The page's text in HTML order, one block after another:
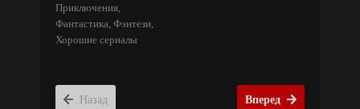
Приключения,
Фантастика, Фэнтези,
Хорошие сериалы
Назад Вперед